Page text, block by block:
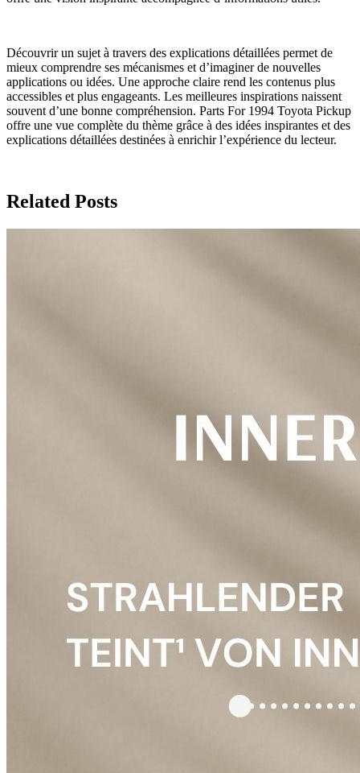
Découvrir un sujet à travers des explications détaillées permet de
mieux comprendre ses mécanismes et d’imaginer de nouvelles
applications ou idées. Une approche claire rend les contenus plus
accessibles et plus engageants. Les meilleures inspirations naissent
souvent d’une bonne compréhension. Parts For 1994 Toyota Pickup
offre une vue complète du thème grâce à des idées inspirantes et des
explications détaillées destinées à enrichir l’expérience du lecteur.
Related Posts